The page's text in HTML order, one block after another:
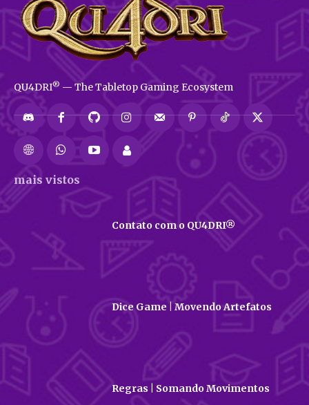
QU4DRI® — The Tabletop Gaming Ecosystem
mais vistos
Contato com o QU4DRI®
Dice Game | Movendo Artefatos
Regras | Somando Movimentos